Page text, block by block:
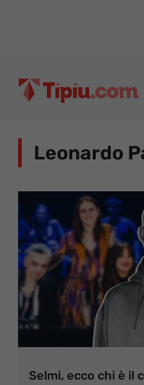
Leonardo
Selmi, ecco chi è il